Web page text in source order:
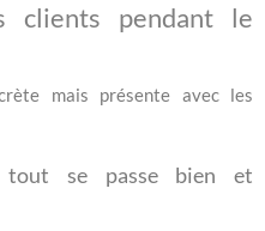
clients pendant le
mais présente avec les
tout se passe bien et